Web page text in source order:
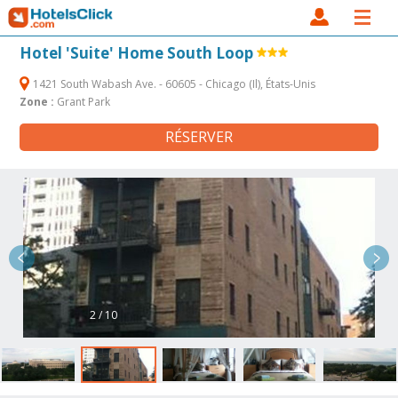
Hotel 'Suite' Home South Loop
1421 South Wabash Ave. - 60605 - Chicago (Il), États-Unis
Zone : Grant Park
RÉSERVER
2 / 10